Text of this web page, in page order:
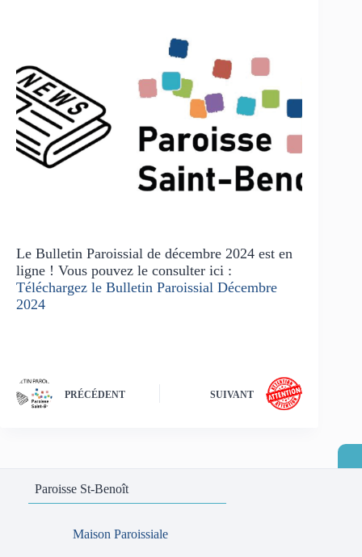
Le Bulletin Paroissial de décembre 2024 est en
ligne ! Vous pouvez le consulter ici :
Téléchargez le Bulletin Paroissial Décembre
2024
PRÉCÉDENT SUIVANT
Paroisse St-Benoît
Maison Paroissiale